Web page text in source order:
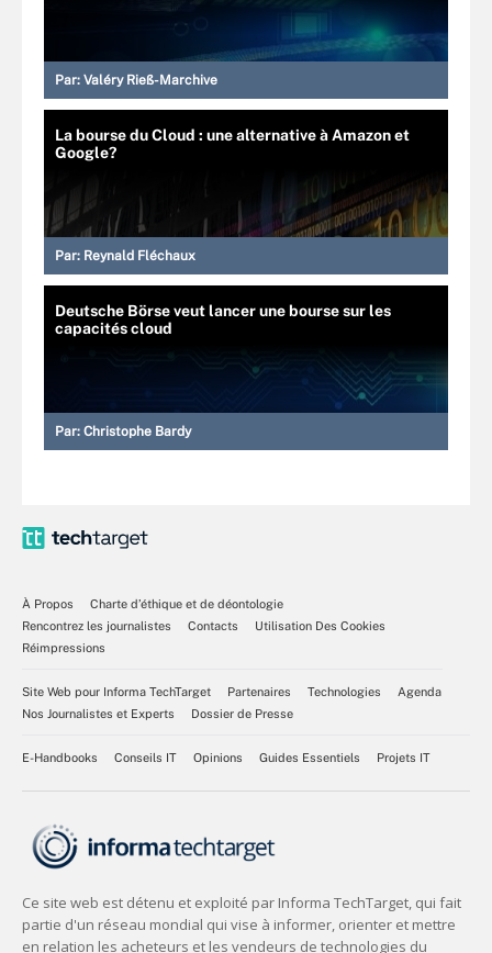
Par: Valéry Rieß-Marchive
La bourse du Cloud : une alternative à Amazon et
Google?
Par: Reynald Fléchaux
Deutsche Börse veut lancer une bourse sur les
capacités cloud
Par: Christophe Bardy
À Propos
Charte d’éthique et de déontologie
Rencontrez les journalistes
Contacts
Utilisation Des Cookies
Réimpressions
Site Web pour Informa TechTarget Partenaires Technologies
Agenda
Nos Journalistes et Experts
Dossier de Presse
E-Handbooks Conseils IT Opinions Guides Essentiels Projets IT